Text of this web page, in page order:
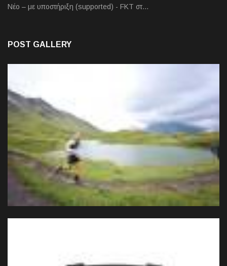
Νέο – με υποστήριξη (supported) - FKT στ…
POST GALLERY